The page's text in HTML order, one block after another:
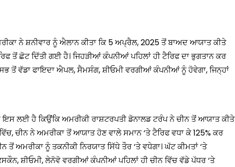
ਨੇ ਸ਼ਨੀਵਾਰ ਨੂੰ ਐਲਾਨ ਕੀਤਾ ਕਿ 5 ਅਪ੍ਰੈਲ, 2025 ਤੋਂ ਬਾਅਦ ਆਯਾਤ ਕੀਤੇ
ਤੋਂ ਛੋਟ ਦਿੱਤੀ ਗਈ ਹੈ। ਜਿਹੜੀਆਂ ਕੰਪਨੀਆਂ ਪਹਿਲਾਂ ਹੀ ਟੈਰਿਫ ਦਾ ਭੁਗਤਾਨ ਕਰ
ਵੱਡਾ ਫਾਇਦਾ ਐਪਲ, ਸੈਮਸੰਗ, ਸ਼ੀਓਮੀ ਵਰਗੀਆਂ ਕੰਪਨੀਆਂ ਨੂੰ ਹੋਵੇਗਾ, ਜਿਨ੍ਹਾਂ
ਲਈ ਹੈ ਕਿਉਂਕਿ ਅਮਰੀਕੀ ਰਾਸ਼ਟਰਪਤੀ ਡੋਨਾਲਡ ਟਰੰਪ ਨੇ ਚੀਨ ਤੋਂ ਆਯਾਤ ਕੀਤੇ
ਚੀਨ ਨੇ ਅਮਰੀਕਾ ਤੋਂ ਆਯਾਤ ਹੋਣ ਵਾਲੇ ਸਮਾਨ ‘ਤੇ ਟੈਰਿਫ ਵਧਾ ਕੇ 125% ਕਰ
ਅਮਰੀਕਾ ਨੂੰ ਤਕਨੀਕੀ ਨਿਰਯਾਤ ਸਿੱਧੇ ਤੌਰ ‘ਤੇ ਵਧੇਗਾ। ਘੱਟ ਕੀਮਤਾਂ ‘ਤੇ
ਸ਼ੀਓਮੀ, ਲੇਨੋਵੋ ਵਰਗੀਆਂ ਕੰਪਨੀਆਂ ਪਹਿਲਾਂ ਹੀ ਚੀਨ ਵਿੱਚ ਵੱਡੇ ਪੱਧਰ ‘ਤੇ